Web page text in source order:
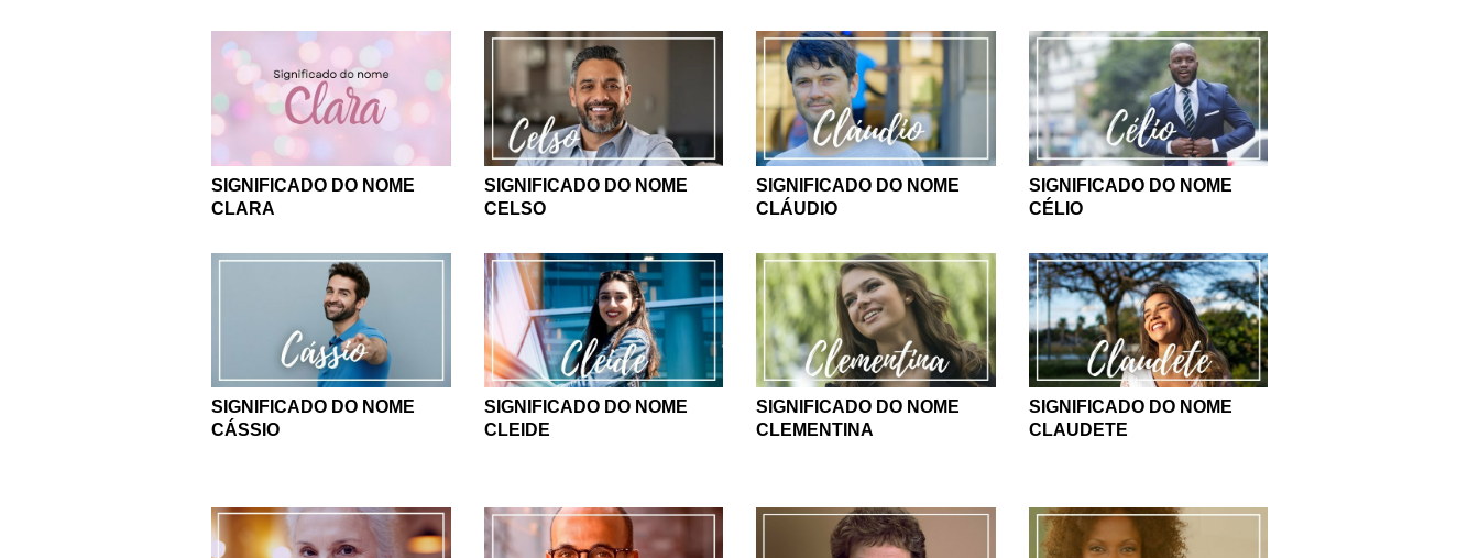
SIGNIFICADO DO NOME
CLARA
SIGNIFICADO DO NOME
CELSO
SIGNIFICADO DO NOME
CLÁUDIO
SIGNIFICADO DO NOME
CÉLIO
SIGNIFICADO DO NOME
CÁSSIO
SIGNIFICADO DO NOME
CLEIDE
SIGNIFICADO DO NOME
CLEMENTINA
SIGNIFICADO DO NOME
CLAUDETE